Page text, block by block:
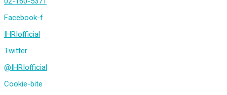
Facebook-f
IHRIofficial
Twitter
@IHRIofficial
Cookie-bite